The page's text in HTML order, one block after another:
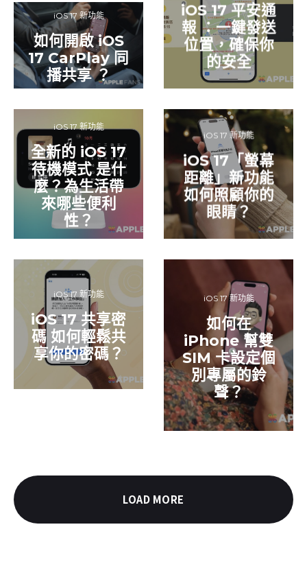
iOS 17 新功能
如何開啟 iOS
17 CarPlay 同
播共享 ？
iOS 17 新功能
全新的 iOS 17
待機模式 是什
麼？為生活帶
來哪些便利
性？
iOS 17 新功能
iOS 17 共享密
碼 如何輕鬆共
享你的密碼？
iOS 17 平安通
報 ：一鍵發送
位置，確保你
的安全
iOS 17 新功能
iOS 17「螢幕
距離」新功能
如何照顧你的
眼睛？
iOS 17 新功能
如何在
iPhone 幫雙
SIM 卡設定個
別專屬的鈴
聲？
LOAD MORE